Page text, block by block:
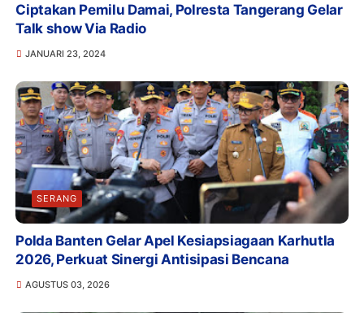
Ciptakan Pemilu Damai, Polresta Tangerang Gelar
Talk show Via Radio
JANUARI 23, 2024
SERANG
Polda Banten Gelar Apel Kesiapsiagaan Karhutla
2026, Perkuat Sinergi Antisipasi Bencana
AGUSTUS 03, 2026